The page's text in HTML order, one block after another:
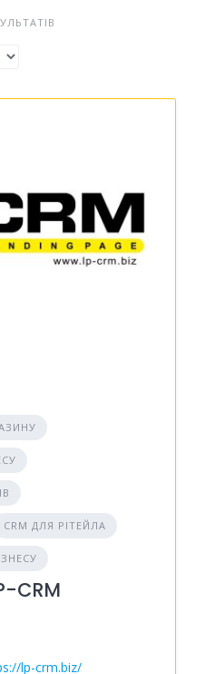
CRM ДЛЯ РІТЕЙЛА
CRM
lp-crm.biz/